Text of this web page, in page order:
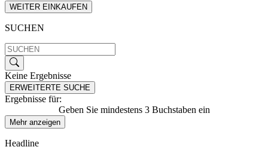
WEITER EINKAUFEN
SUCHEN
Keine Ergebnisse
ERWEITERTE SUCHE
Ergebnisse für:
Geben Sie mindestens 3 Buchstaben ein
Mehr anzeigen
Headline